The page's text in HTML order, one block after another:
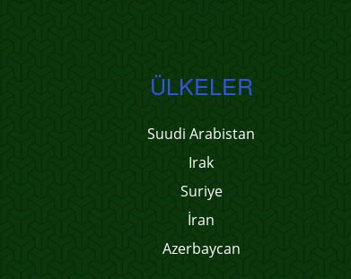
ÜLKELER
Suudi Arabistan
Irak
Suriye
İran
Azerbaycan